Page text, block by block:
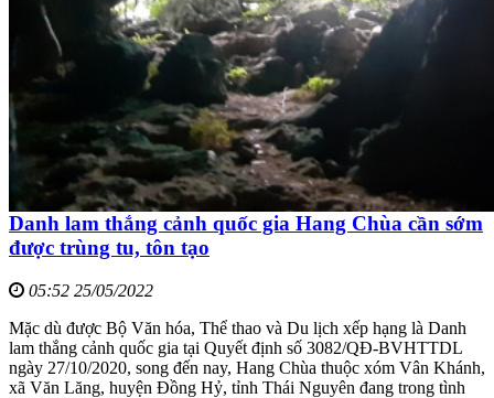
Danh lam thắng cảnh quốc gia Hang Chùa cần sớm
được trùng tu, tôn tạo
05:52 25/05/2022
Mặc dù được Bộ Văn hóa, Thể thao và Du lịch xếp hạng là Danh
lam thắng cảnh quốc gia tại Quyết định số 3082/QĐ-BVHTTDL
ngày 27/10/2020, song đến nay, Hang Chùa thuộc xóm Vân Khánh,
xã Văn Lăng, huyện Đồng Hỷ, tỉnh Thái Nguyên đang trong tình